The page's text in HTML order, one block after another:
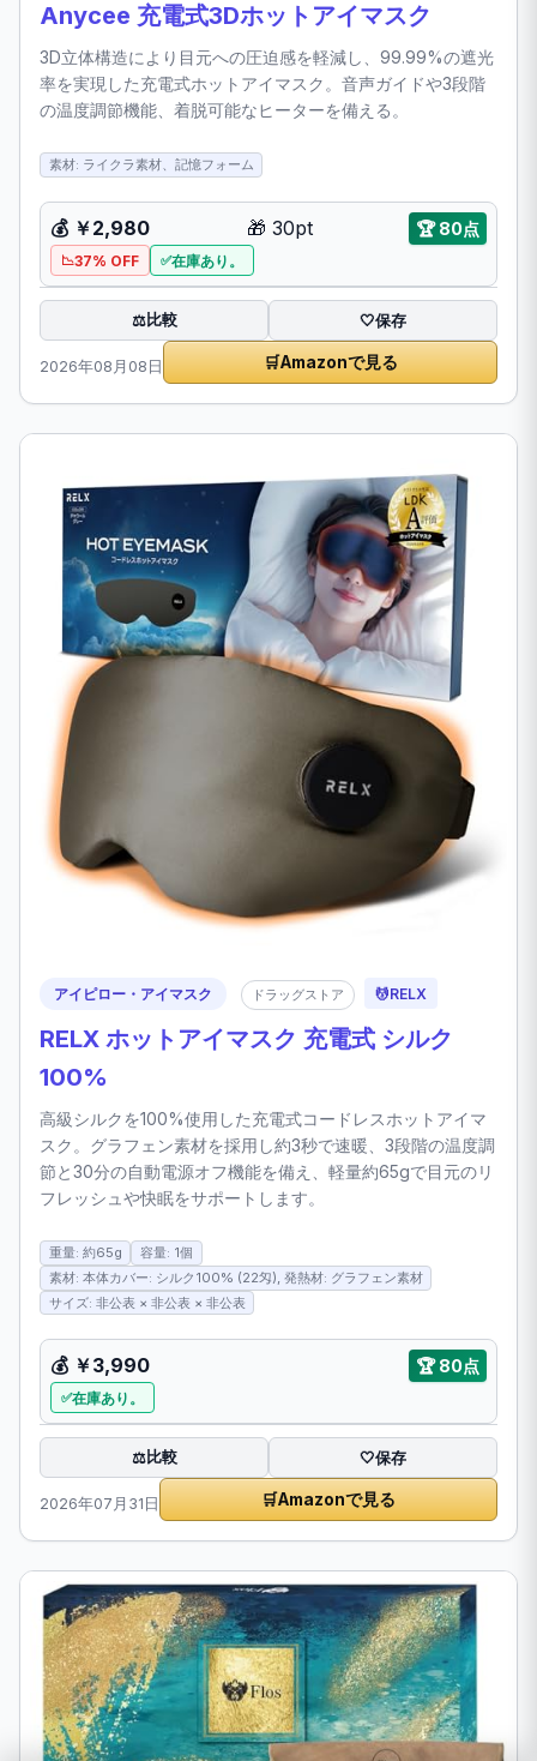
Anycee 充電式3Dホットアイマスク
3D立体構造により目元への圧迫感を軽減し、99.99%の遮光
率を実現した充電式ホットアイマスク。音声ガイドや3段階
の温度調節機能、着脱可能なヒーターを備える。
素材: ライクラ素材、記憶フォーム
💰 ￥2,980 🎁 30pt 🏆80点
37% OFF 在庫あり。
⚖️比較 🤍保存
2026年08月08日 🛒Amazonで見る
アイピロー・アイマスク ドラッグストア 💆RELX
RELX ホットアイマスク 充電式 シルク
100%
高級シルクを100%使用した充電式コードレスホットアイマ
スク。グラフェン素材を採用し約3秒で速暖、3段階の温度調
節と30分の自動電源オフ機能を備え、軽量約65gで目元のリ
フレッシュや快眠をサポートします。
重量: 約65g
容量: 1個
素材: 本体カバー: シルク100% (22匁), 発熱材: グラフェン素材
サイズ: 非公表 × 非公表 × 非公表
💰 ￥3,990 🏆80点
在庫あり。
⚖️比較 🤍保存
2026年07月31日 🛒Amazonで見る